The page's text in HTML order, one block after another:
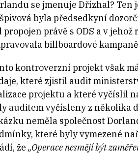
se jmenuje Dřízhal? Ten
byla předsedkyní
propojen právě s ODS a v
billboardové
kontroverzní projekt však
které zjistil audit
projektu a které vyčíslil
auditem vyčísleny z několika
neměla společnost
které byly vymezené
že „Operace nesmějí být